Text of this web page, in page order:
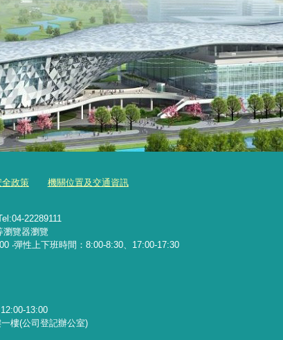
全政策 機關位置及交通資訊
22289111
瀏覽器瀏覽
‧彈性上下班時間：8:00-8:30、17:00-17:30
13:00
樓(公司登記辦公室)